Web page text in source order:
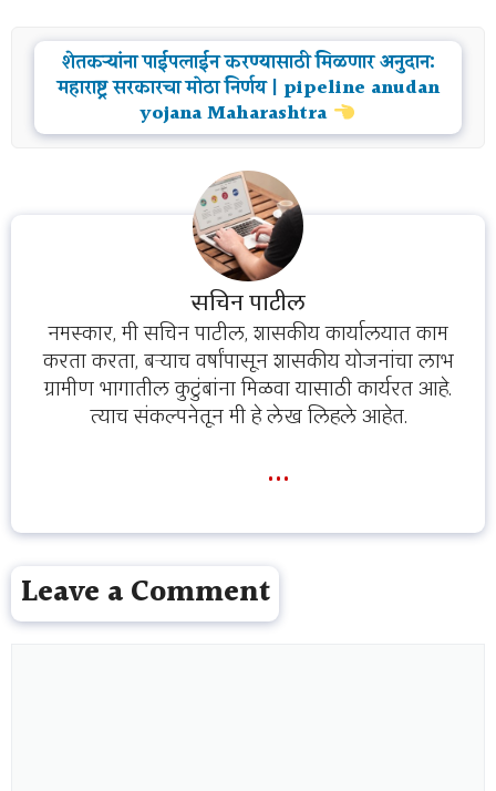
शेतकऱ्यांना पाईपलाईन करण्यासाठी मिळणार अनुदान:
महाराष्ट्र सरकारचा मोठा निर्णय | pipeline anudan
yojana Maharashtra
सचिन पाटील
नमस्कार, मी सचिन पाटील, शासकीय कार्यालयात काम
करता करता, बऱ्याच वर्षांपासून शासकीय योजनांचा लाभ
ग्रामीण भागातील कुटुंबांना मिळवा यासाठी कार्यरत आहे.
त्याच संकल्पनेतून मी हे लेख लिहले आहेत.
...
Leave a Comment